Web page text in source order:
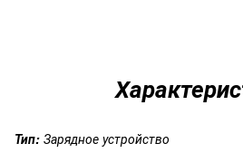
Тип: Зарядное устройство